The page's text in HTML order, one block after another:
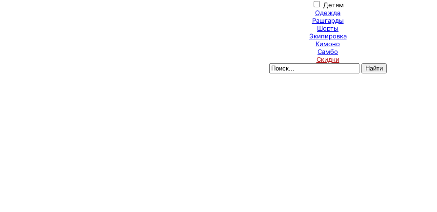
Детям
Одежда
Рашгарды
Шорты
Экипировка
Кимоно
Самбо
Скидки